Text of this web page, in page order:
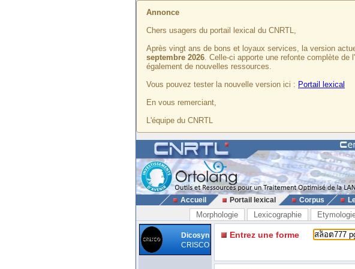
Annonce
Chers usagers du portail lexical du CNRTL,
Après vingt ans de bons et loyaux services, la version
septembre 2026. Celle-ci apporte une refonte complète
également de nouvelles ressources.
Vous pouvez tester la nouvelle version ici : Portail lexical
En vous remerciant,
L'équipe du CNRTL
Accueil Portail lexical Corpus
Morphologie Lexicographie
Dicosyn
CRISCO
Entrez une forme